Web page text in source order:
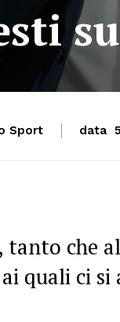
Sport data
tanto che
quali ci